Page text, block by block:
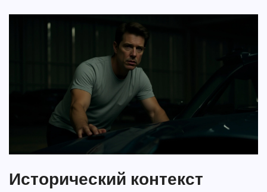
Исторический контекст